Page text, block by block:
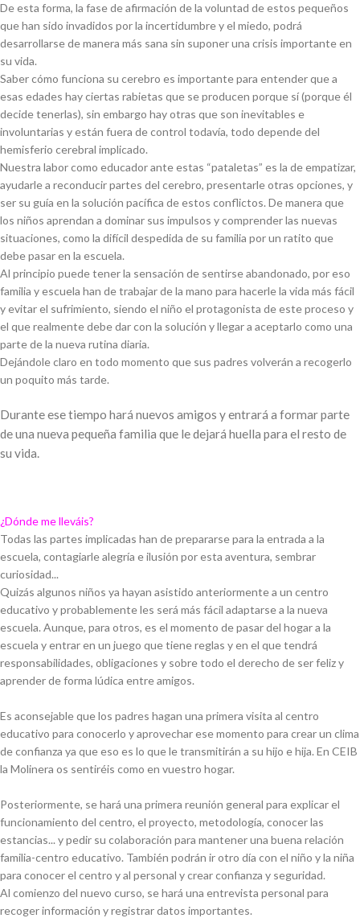
De esta forma, la fase de afirmación de la voluntad de estos pequeños
que han sido invadidos por la incertidumbre y el miedo, podrá
desarrollarse de manera más sana sin suponer una crisis importante en
su vida.
Saber cómo funciona su cerebro es importante para entender que a
esas edades hay ciertas rabietas que se producen porque sí (porque él
decide tenerlas), sin embargo hay otras que son inevitables e
involuntarias y están fuera de control todavía, todo depende del
hemisferio cerebral implicado.
Nuestra labor como educador ante estas “pataletas” es la de empatizar,
ayudarle a reconducir partes del cerebro, presentarle otras opciones, y
ser su guía en la solución pacífica de estos conflictos. De manera que
los niños aprendan a dominar sus impulsos y comprender las nuevas
situaciones, como la difícil despedida de su familia por un ratito que
debe pasar en la escuela.
Al principio puede tener la sensación de sentirse abandonado, por eso
familia y escuela han de trabajar de la mano para hacerle la vida más fácil
y evitar el sufrimiento, siendo el niño el protagonista de este proceso y
el que realmente debe dar con la solución y llegar a aceptarlo como una
parte de la nueva rutina diaria.
Dejándole claro en todo momento que sus padres volverán a recogerlo
un poquito más tarde.
Durante ese tiempo hará nuevos amigos y entrará a formar parte
de una nueva pequeña familia que le dejará huella para el resto de
su vida.
¿Dónde me lleváis?
Todas las partes implicadas han de prepararse para la entrada a la
escuela, contagiarle alegría e ilusión por esta aventura, sembrar
curiosidad...
Quizás algunos niños ya hayan asistido anteriormente a un centro
educativo y probablemente les será más fácil adaptarse a la nueva
escuela. Aunque, para otros, es el momento de pasar del hogar a la
escuela y entrar en un juego que tiene reglas y en el que tendrá
responsabilidades, obligaciones y sobre todo el derecho de ser feliz y
aprender de forma lúdica entre amigos.
Es aconsejable que los padres hagan una primera visita al centro
educativo para conocerlo y aprovechar ese momento para crear un clima
de confianza ya que eso es lo que le transmitirán a su hijo e hija. En CEIB
la Molinera os sentiréis como en vuestro hogar.
Posteriormente, se hará una primera reunión general para explicar el
funcionamiento del centro, el proyecto, metodología, conocer las
estancias... y pedir su colaboración para mantener una buena relación
familia-centro educativo. También podrán ir otro día con el niño y la niña
para conocer el centro y al personal y crear confianza y seguridad.
Al comienzo del nuevo curso, se hará una entrevista personal para
recoger información y registrar datos importantes.